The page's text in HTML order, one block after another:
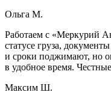
Ольга М.
Работаем с «Меркурий
статусе груза,
и сроки поджимают, но
в удобное время.
Максим Ш.